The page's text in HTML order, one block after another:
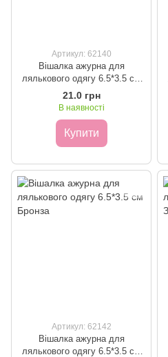
Артикул: 62140
Вішалка ажурна для
лялькового одягу 6.5*3.5 см
Золото
21.0 грн
В наявності
Купити
Артикул: 62142
Вішалка ажурна для
лялькового одягу 6.5*3.5 см